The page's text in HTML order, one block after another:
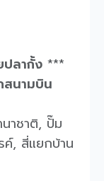
ลากั้ง ***
สนามบิน
าชาติ, ปั๊ม
, สี่แยกบ้าน